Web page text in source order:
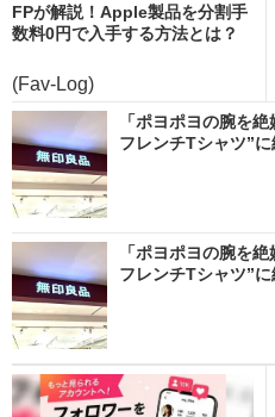
FPが解説！Apple製品を分割手
数料0円で入手する方法とは？
(Fav-Log)
「ポヨポヨの腕を
フレンチTシャツ”
「ポヨポヨの腕を
フレンチTシャツ”